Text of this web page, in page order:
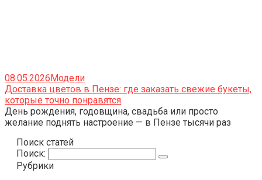
08.05.2026 Модели
Доставка цветов в Пензе: где заказать свежие букеты,
которые точно понравятся
День рождения, годовщина, свадьба или просто
желание поднять настроение — в Пензе тысячи раз
Поиск статей
Поиск:
Рубрики